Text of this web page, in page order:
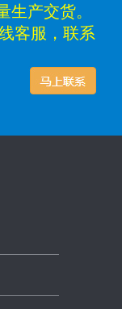
生产交货。
客服，联系